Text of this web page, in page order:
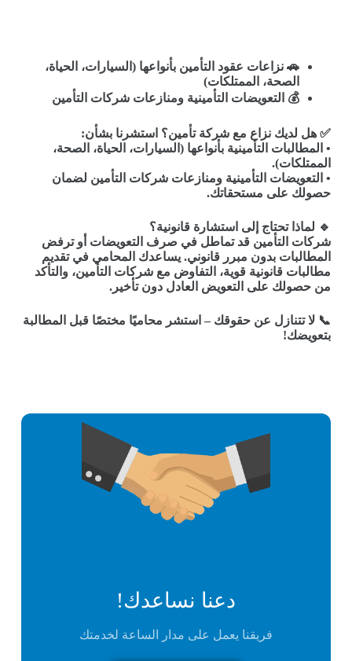
🚗 نزاعات عقود التأمين بأنواعها (السيارات، الحياة،
الصحة، الممتلكات)
💰 التعويضات التأمينية ومنازعات شركات التأمين
✅ هل لديك نزاع مع شركة تأمين؟ استشرنا بشأن:
• المطالبات التأمينية بأنواعها (السيارات، الحياة، الصحة،
الممتلكات).
• التعويضات التأمينية ومنازعات شركات التأمين لضمان
حصولك على مستحقاتك.
🔹 لماذا تحتاج إلى استشارة قانونية؟
شركات التأمين قد تماطل في صرف التعويضات أو ترفض
المطالبات بدون مبرر قانوني. يساعدك المحامي في تقديم
مطالبات قانونية قوية، التفاوض مع شركات التأمين، والتأكد
من حصولك على التعويض العادل دون تأخير .
📞 لا تتنازل عن حقوقك – استشر محاميًا مختصًا قبل المطالبة
بتعويضك!
دعنا نساعدك!
فريقنا يعمل على مدار الساعة لخدمتك